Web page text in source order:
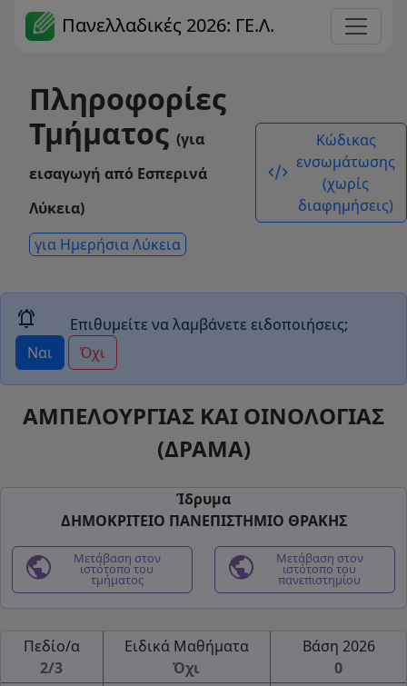
Πανελλαδικές 2026: ΓΕ.Λ.
Πληροφορίες
Τμήματος (για
εισαγωγή από Εσπερινά
Λύκεια)
για Ημερήσια Λύκεια
code_xml
Κώδικας
ενσωμάτωσης
(χωρίς
διαφημήσεις)
notifications_active
Επιθυμείτε να λαμβάνετε ειδοποιήσεις;
Ναι
Όχι
ΑΜΠΕΛΟΥΡΓΙΑΣ ΚΑΙ ΟΙΝΟΛΟΓΙΑΣ
(ΔΡΑΜΑ)
Ίδρυμα
ΔΗΜΟΚΡΙΤΕΙΟ ΠΑΝΕΠΙΣΤΗΜΙΟ ΘΡΑΚΗΣ
public Μετάβαση στον
ιστότοπο του
τμήματος public Μετάβαση στον
ιστότοπο του
πανεπιστημίου
Πεδίο/α
2/3
Ειδικά Μαθήματα
Όχι
Βάση 2026
0